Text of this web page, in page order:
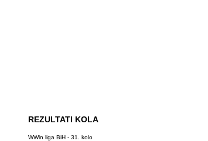
REZULTATI KOLA
WWin liga BiH - 31. kolo